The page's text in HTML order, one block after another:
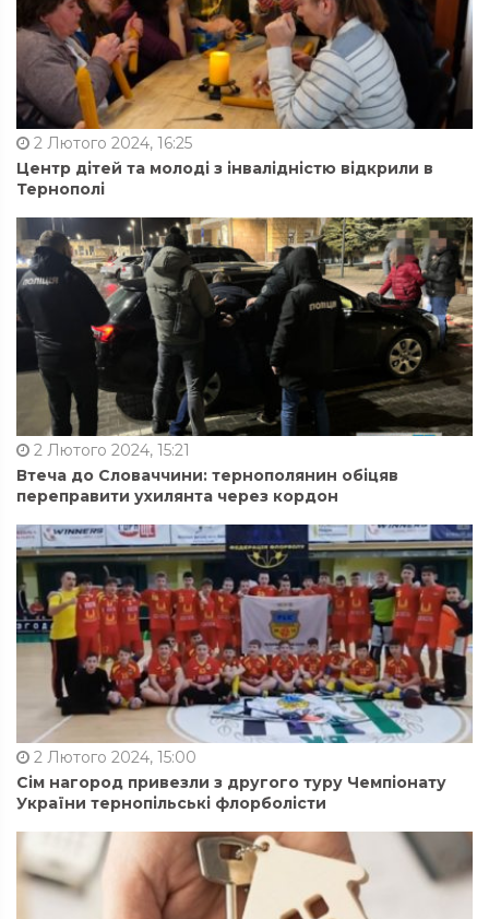
2 Лютого 2024, 16:25
Центр дітей та молоді з інвалідністю відкрили в
Тернополі
2 Лютого 2024, 15:21
Втеча до Словаччини: тернополянин обіцяв
переправити ухилянта через кордон
2 Лютого 2024, 15:00
Сім нагород привезли з другого туру Чемпіонату
України тернопільські флорболісти